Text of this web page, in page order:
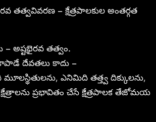
తత్వవివరణ – క్షేత్రపాలకుల అంతర్గత
అష్టభైరవ తత్వం.
దేవతలు కాదు –
ఎనిమిది తత్త్వ దిక్కులను,
ప్రభావితం చేసే క్షేత్రపాలక తేజోమయ